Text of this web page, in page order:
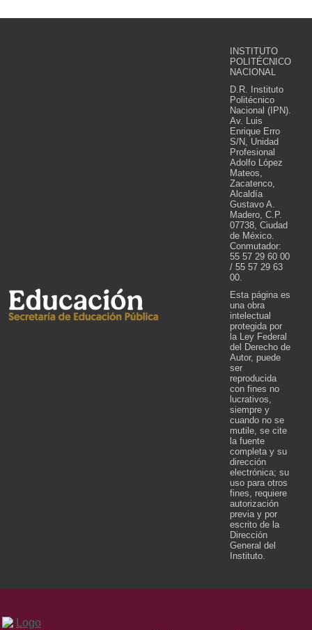
INSTITUTO
POLITÉCNICO
NACIONAL
D.R. Instituto
Politécnico
Nacional (IPN).
Av. Luis
Enrique Erro
S/N, Unidad
Profesional
Adolfo López
Mateos,
Zacatenco,
Alcaldía
Gustavo A.
Madero, C.P.
07738, Ciudad
de México.
Conmutador:
55 57 29 60 00
/ 55 57 29 63
00.
Esta página es
una obra
intelectual
protegida por
la Ley Federal
del Derecho de
Autor, puede
ser
reproducida
con fines no
lucrativos,
siempre y
cuando no se
mutile, se cite
la fuente
completa y su
dirección
electrónica; su
uso para otros
fines, requiere
autorización
previa y por
escrito de la
Dirección
General del
Instituto.